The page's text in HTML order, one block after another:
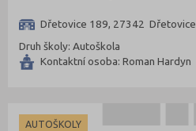
Dřetovice 189, 27342 Dřetovice
Druh školy: Autoškola
Kontaktní osoba: Roman Hardyn
AUTOŠKOLY